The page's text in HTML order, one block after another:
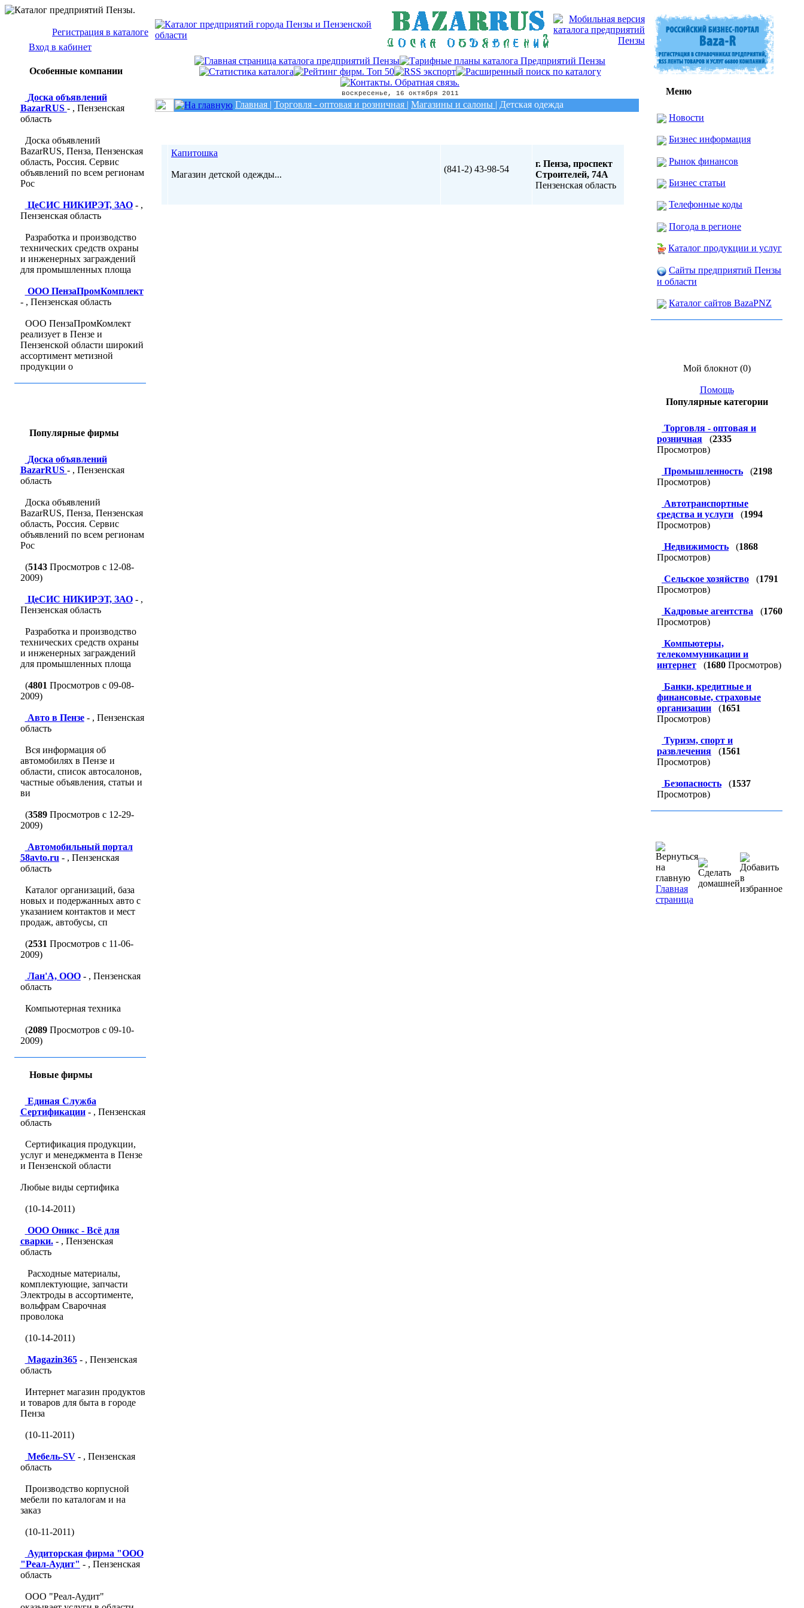
Регистрация в каталоге
Вход в кабинет
Особенные компании
Доска объявлений
BazarRUS - , Пензенская
область
Доска объявлений
BazarRUS, Пенза, Пензенская
область, Россия. Сервис
объявлений по всем регионам
Рос
ЦеСИС НИКИРЭТ, ЗАО- ,
Пензенская область
Разработка и производство
технических средств охраны
и инженерных заграждений
для промышленных площа
ООО ПензаПромКомплект
- , Пензенская область
ООО ПензаПромКомлект
реализует в Пензе и
Пензенской области широкий
ассортимент метизной
продукции о
Популярные фирмы
Доска объявлений
BazarRUS - , Пензенская
область
Доска объявлений
BazarRUS, Пенза, Пензенская
область, Россия. Сервис
объявлений по всем регионам
Рос
(5143Просмотров с 12-08-
2009)
ЦеСИС НИКИРЭТ, ЗАО- ,
Пензенская область
Разработка и производство
технических средств охраны
и инженерных заграждений
для промышленных площа
(4801 Просмотров с 09-08-
2009)
Авто в Пензе- , Пензенская
область
Вся информация об
автомобилях в Пензе и
области, список автосалонов,
частные объявления, статьи и
ви
(3589Просмотров с 12-29-
2009)
Автомобильный портал
58avto.ru - , Пензенская
область
Каталог организаций, база
новых и подержанных авто с
указанием контактов и мест
продаж, автобусы, сп
(2531 Просмотров с 11-06-
2009)
Лан'A, ООО- , Пензенская
область
Компьютерная техника
(2089Просмотров с 09-10-
2009)
Новые фирмы
Единая Служба
Сертификации- , Пензенская
область
Сертификация продукции,
услуг и менеджмента в Пензе
и Пензенской области
Любые виды сертифика
(10-14-2011)
ООО Оникс - Всё для
сварки.- , Пензенская
область
Расходные материалы,
комплектующие, запчасти
Электроды в ассортименте,
вольфрам Сварочная
проволока
(10-14-2011)
Magazin365- , Пензенская
область
Интернет магазин продуктов
и товаров для быта в городе
Пенза
(10-11-2011)
Мебель-SV- , Пензенская
область
Производство корпусной
мебели по каталогам и на
заказ
(10-11-2011)
Аудиторская фирма "ООО
"Реал-Аудит" - , Пензенская
область
ООО "Реал-Аудит"
воскресенье, 16 октября 2011
Главная | Торговля - оптовая и розничная | Магазины и салоны | Детская одежда
Капитошка
Магазин детской одежды...
(841-2) 43-98-54
г. Пенза, проспект
Строителей, 74А
Пензенская область
Меню
Новости
Бизнес информация
Рынок финансов
Бизнес статьи
Телефонные коды
Погода в регионе
Каталог продукции и услуг
Сайты предприятий Пензы
и области
Каталог сайтов BazaPNZ
Мой блокнот (0)
Помощь
Популярные категории
Торговля - оптовая и
розничная
(2335
Просмотров)
Промышленность (2198
Просмотров)
Автотранспортные
средства и услуги
(1994
Просмотров)
Недвижимость (1868
Просмотров)
Сельское хозяйство (1791
Просмотров)
Кадровые агентства (1760
Просмотров)
Компьютеры,
телекоммуникации и
интернет
(1680 Просмотров)
Банки, кредитные и
финансовые, страховые
организации
(1651
Просмотров)
Туризм, спорт и
развлечения
(1561
Просмотров)
Безопасность (1537
Просмотров)
Главная
страница